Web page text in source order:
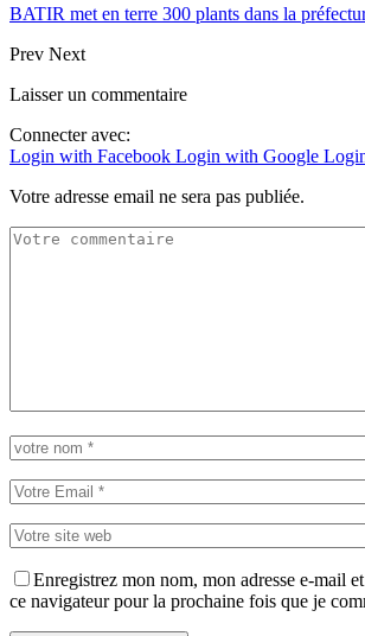
BATIR met en terre 300 plants dans la
Prev Next
Laisser un commentaire
Connecter avec:
Login with Facebook Login with Google
Votre adresse email ne sera pas publiée.
Enregistrez mon nom, mon adresse e-mail
ce navigateur pour la prochaine fois que je